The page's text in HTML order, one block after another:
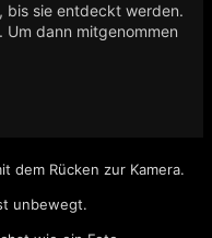
bis sie entdeckt werden.
Um dann mitgenommen
dem Rücken zur Kamera.
unbewegt.